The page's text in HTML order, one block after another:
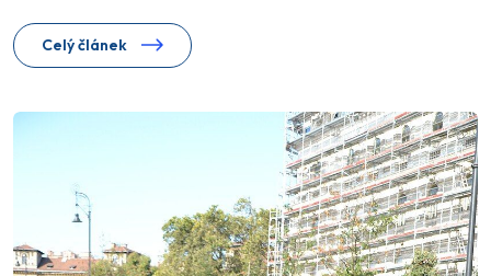
Celý článek